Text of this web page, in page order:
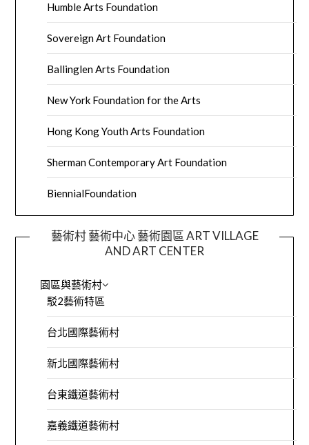
Humble Arts Foundation
Sovereign Art Foundation
Ballinglen Arts Foundation
New York Foundation for the Arts
Hong Kong Youth Arts Foundation
Sherman Contemporary Art Foundation
BiennialFoundation
藝術村 藝術中心 藝術園區 ART VILLAGE
AND ART CENTER
園區與藝術村
駁2藝術特區
台北國際藝術村
新北國際藝術村
台東鐵道藝術村
嘉義鐵道藝術村